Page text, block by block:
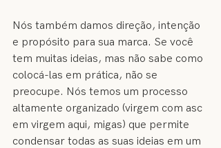
Nós também damos direção, intenção
e propósito para sua marca. Se você
tem muitas ideias, mas não sabe como
colocá-las em prática, não se
preocupe. Nós temos um processo
altamente organizado (virgem com asc
em virgem aqui, migas) que permite
condensar todas as suas ideias em um